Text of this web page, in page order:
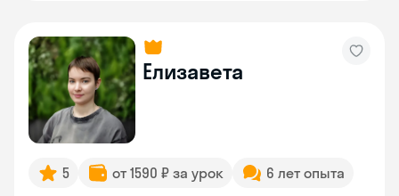
Елизавета
5 от 1590 ₽ за урок 6 лет опыта